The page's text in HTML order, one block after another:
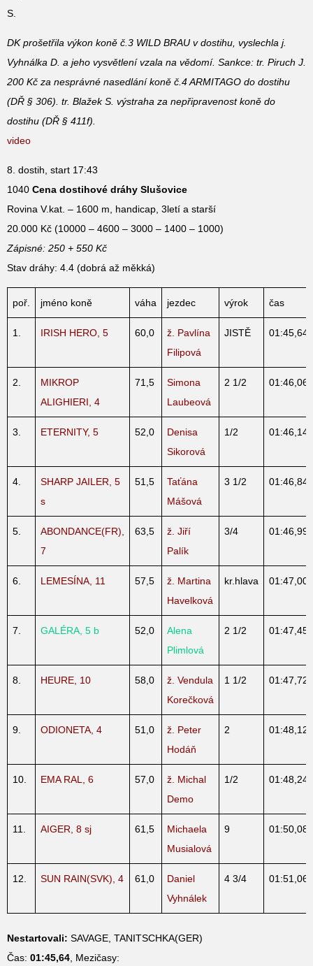
S.
DK prošetřila výkon koně č.3 WILD BRAU v dostihu, vyslechla j.
Vyhnálka D. a jeho vysvětlení vzala na vědomí. Sankce: tr. Piruch J.
200 Kč za nesprávné nasedlání koně č.4 ARMITAGO do dostihu
(DŘ § 306). tr. Blažek S. výstraha za nepřipravenost koně do
dostihu (DŘ § 411f).
video
8. dostih, start 17:43
1040 Cena dostihové dráhy Slušovice
Rovina V.kat. – 1600 m, handicap, 3letí a starší
20.000 Kč (10000 – 4600 – 3000 – 1400 – 1000)
Zápisné: 250 + 550 Kč
Stav dráhy: 4.4 (dobrá až měkká)
poř. jméno koně váha jezdec výrok čas
1. IRISH HERO, 5 60,0
ž. Pavlína
Filipová
JISTĚ 01:45,64
2.
MIKROP
ALIGHIERI, 4
71,5
Simona
Laubeová
2 1/2 01:46,06
3. ETERNITY, 5 52,0
Denisa
Sikorová
1/2 01:46,14
4.
SHARP JAILER, 5
s
51,5
Taťána
Mášová
3 1/2 01:46,84
5.
ABONDANCE(FR),
7
63,5
ž. Jiří
Palík
3/4 01:46,99
6. LEMESÍNA, 11 57,5
ž. Martina
Havelková
kr.hlava 01:47,00
7. GALÉRA, 5 b 52,0
Alena
Plimlová
2 1/2 01:47,45
8. HEURE, 10 58,0
ž. Vendula
Korečková
1 1/2 01:47,72
9. ODIONETA, 4 51,0
ž. Peter
Hodáň
2 01:48,12
10. EMA RAL, 6 57,0
ž. Michal
Demo
1/2 01:48,24
11. AIGER, 8 sj 61,5
Michaela
Musialová
9 01:50,08
12. SUN RAIN(SVK), 4 61,0
Daniel
Vyhnálek
4 3/4 01:51,06
Nestartovali: SAVAGE, TANITSCHKA(GER)
Čas: 01:45,64 , Mezičasy: